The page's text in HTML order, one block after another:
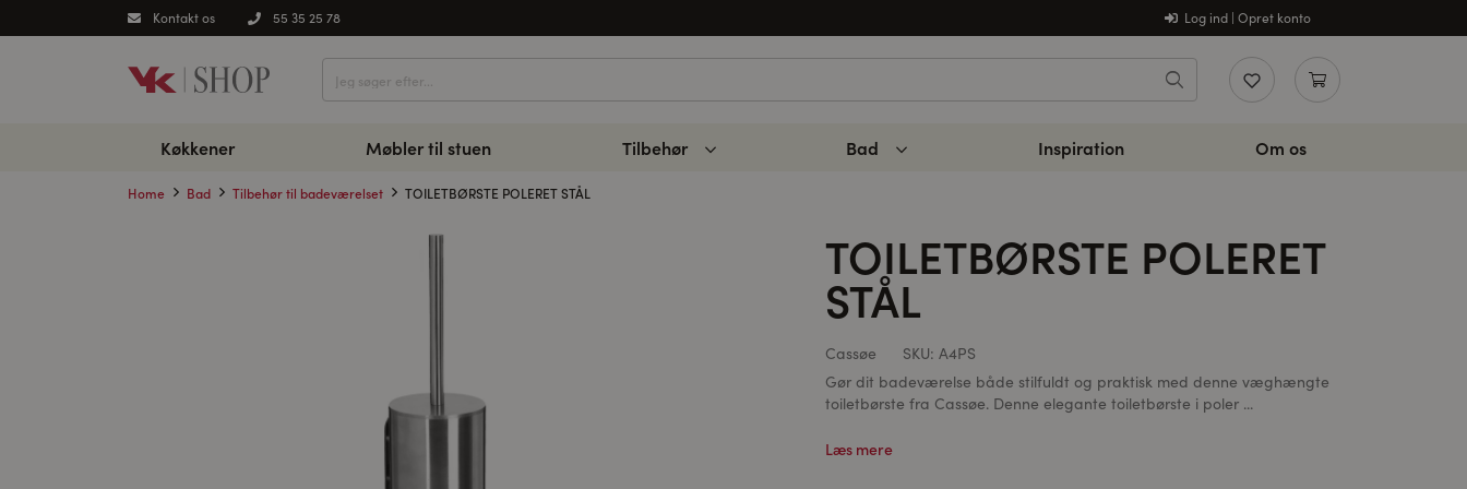
Kontakt os 55 35 25 78 Log ind | Opret konto
Køkkener Møbler til stuen Tilbehør Bad Inspiration Om os
Home Bad Tilbehør til badeværelset TOILETBØRSTE POLERET STÅL
TOILETBØRSTE POLERET
STÅL
Cassøe SKU: A4PS
Gør dit badeværelse både stilfuldt og praktisk med denne væghængte
toiletbørste fra Cassøe. Denne elegante toiletbørste i poler ...
Læs mere